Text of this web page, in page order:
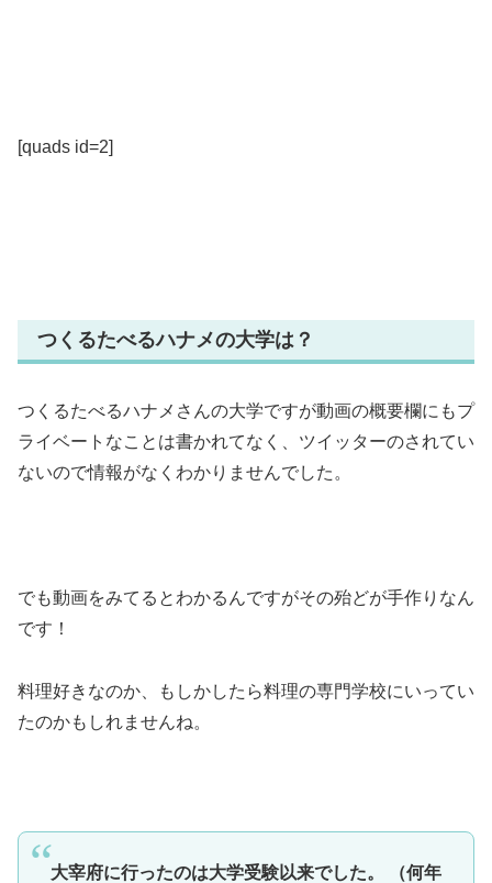
[quads id=2]
つくるたべるハナメの大学は？
つくるたべるハナメさんの大学ですが動画の概要欄にもプ
ライベートなことは書かれてなく、ツイッターのされてい
ないので情報がなくわかりませんでした。
でも動画をみてるとわかるんですがその殆どが手作りなん
です！
料理好きなのか、もしかしたら料理の専門学校にいってい
たのかもしれませんね。
大宰府に行ったのは大学受験以来でした。 （何年